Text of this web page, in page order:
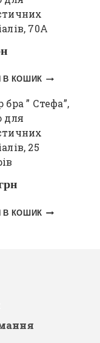
70А
В КОШИК
бра ” Стефа”,
для
25
В КОШИК